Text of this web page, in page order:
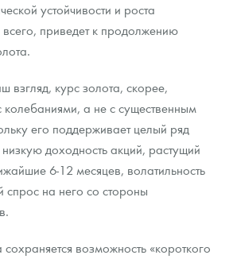
устойчивости и роста
приведет к продолжению
взгляд, курс золота, скорее,
колебаниями, а не с существенным
его поддерживает целый ряд
доходность акций, растущий
6-12 месяцев, волатильность
спрос на него со стороны
возможность «короткого